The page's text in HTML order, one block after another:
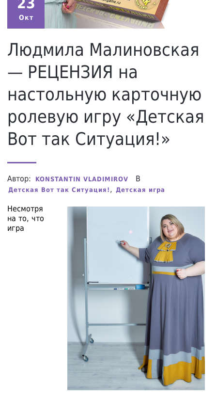
Окт
Людмила Малиновская
— РЕЦЕНЗИЯ на
настольную карточную
ролевую игру «Детская
Вот так Ситуация!»
Автор: KONSTANTIN VLADIMIROV В
Детская Вот так Ситуация! , Детская игра
Несмотря
на то, что
игра